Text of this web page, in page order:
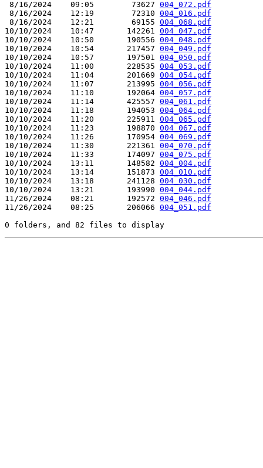
8/16/2024    09:05        73627 004_072.pdf
8/16/2024    12:19        72310 004_016.pdf
8/16/2024    12:21        69155 004_068.pdf
10/10/2024    10:47       142261 004_047.pdf
10/10/2024    10:50       190556 004_048.pdf
10/10/2024    10:54       217457 004_049.pdf
10/10/2024    10:57       197501 004_050.pdf
10/10/2024    11:00       228535 004_053.pdf
10/10/2024    11:04       201669 004_054.pdf
10/10/2024    11:07       213995 004_056.pdf
10/10/2024    11:10       192064 004_057.pdf
10/10/2024    11:14       425557 004_061.pdf
10/10/2024    11:18       194053 004_064.pdf
10/10/2024    11:20       225911 004_065.pdf
10/10/2024    11:23       198870 004_067.pdf
10/10/2024    11:26       170954 004_069.pdf
10/10/2024    11:30       221361 004_070.pdf
10/10/2024    11:33       174097 004_075.pdf
10/10/2024    13:11       148582 004_004.pdf
10/10/2024    13:14       151873 004_010.pdf
10/10/2024    13:18       241128 004_030.pdf
10/10/2024    13:21       193990 004_044.pdf
11/26/2024    08:21       192572 004_046.pdf
11/26/2024    08:25       206066 004_051.pdf
0 folders, and 82 files to display